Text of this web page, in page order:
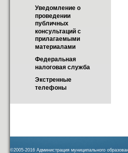
Уведомление о
проведении
публичных
консультаций с
прилагаемыми
материалами
Федеральная
налоговая служба
Экстренные
телефоны
©2005-2016 Администрация муниципального